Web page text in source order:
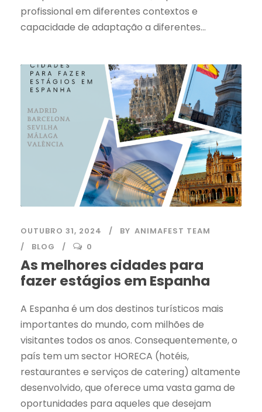
profissional em diferentes contextos e
capacidade de adaptação a diferentes...
OUTUBRO 31, 2024 BY ANIMAFEST TEAM
BLOG
0
As melhores cidades para
fazer estágios em Espanha
A Espanha é um dos destinos turísticos mais
importantes do mundo, com milhões de
visitantes todos os anos. Consequentemente, o
país tem um sector HORECA (hotéis,
restaurantes e serviços de catering) altamente
desenvolvido, que oferece uma vasta gama de
oportunidades para aqueles que desejam